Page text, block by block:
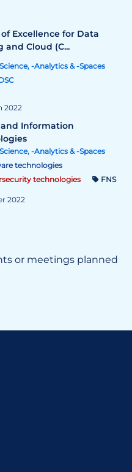
Excellence for Data
and Cloud (C...
-Analytics & -Spaces
2022
Information
-Analytics & -Spaces
technologies
technologies
FNS
2022
or meetings planned